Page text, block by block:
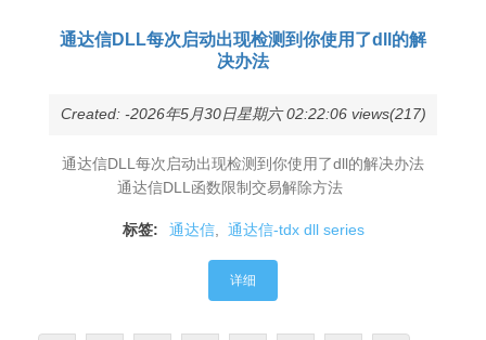
通达信DLL每次启动出现检测到你使用了dll的解
决办法
Created: -2026年5月30日星期六 02:22:06 views(217)
通达信DLL每次启动出现检测到你使用了dll的解决办法
通达信DLL函数限制交易解除方法
标签: 通达信, 通达信-tdx dll series
详细